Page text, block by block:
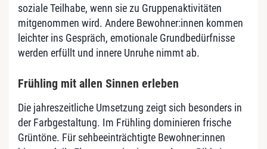
soziale Teilhabe, wenn sie zu Gruppenaktivitäten
mitgenommen wird. Andere Bewohner:innen kommen
leichter ins Gespräch, emotionale Grundbedürfnisse
werden erfüllt und innere Unruhe nimmt ab.
Frühling mit allen Sinnen erleben
Die jahreszeitliche Umsetzung zeigt sich besonders in
der Farbgestaltung. Im Frühling dominieren frische
Grüntöne. Für sehbeeinträchtigte Bewohner:innen